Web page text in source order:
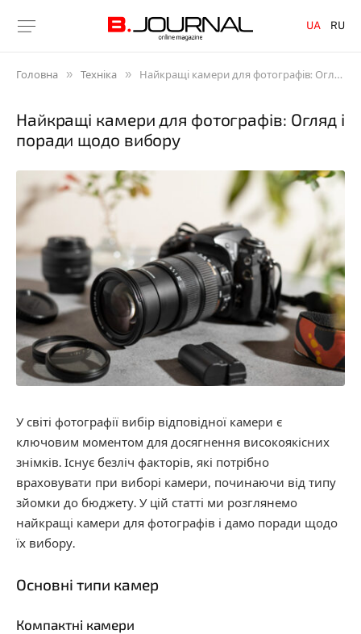
UA RU
Головна » Техніка » Найкращі камери для фотографів: Огляд і поради щодо вибору
Найкращі камери для фотографів: Огляд і
поради щодо вибору
У світі фотографії вибір відповідної камери є
ключовим моментом для досягнення високоякісних
знімків. Існує безліч факторів, які потрібно
враховувати при виборі камери, починаючи від типу
зйомки до бюджету. У цій статті ми розглянемо
найкращі камери для фотографів і дамо поради щодо
їх вибору.
Основні типи камер
Компактні камери